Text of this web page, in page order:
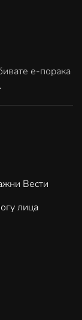
е-порака
Вести
лица